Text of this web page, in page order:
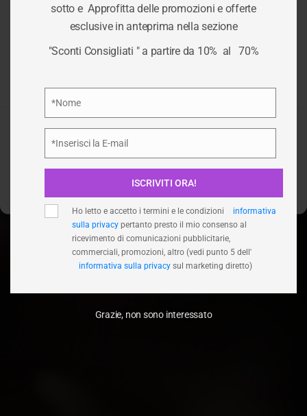
Per fornire le migliori esperienze, utilizziamo tecnologie come i
cookie per memorizzare e/o accedere alle informazioni del
dispositivo. Il consenso a queste tecnologie ci permetterà di
elaborare dati come il comportamento di navigazione o ID unici
Accetta
Nega
Visualizza le preferenze
TAG:WEB
MARKETING
HOME
sotto e Approfitta delle promozioni e offerte
esclusive in anteprima nella sezione
"Sconti Consigliati " a partire da 10% al 70%
*Nome
*Inserisci la E-mail
ISCRIVITI ORA!
Ho letto e accetto i termini e le condizioni
informativa
sulla privacy pertanto presto il mio consenso al
ricevimento di comunicazioni pubblicitarie,
commerciali, promozioni, altro (vedi punto 5 dell'
informativa sulla privacy sul marketing diretto)
Grazie, non sono interessato